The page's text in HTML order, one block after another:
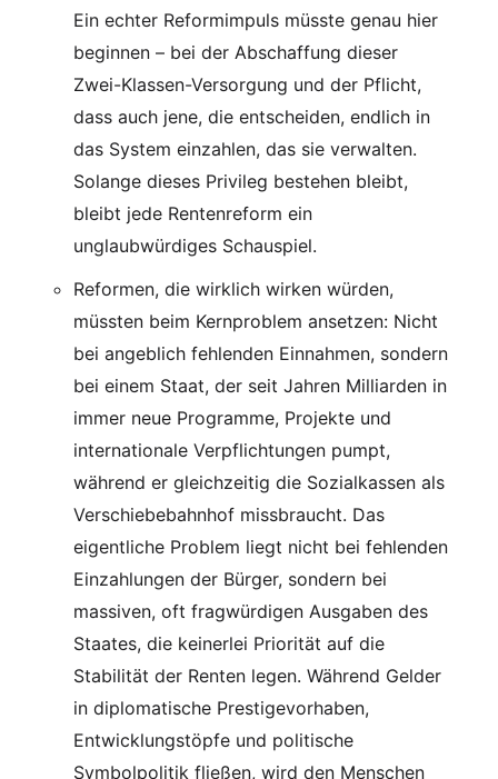
Ein echter Reformimpuls müsste genau hier
beginnen – bei der Abschaffung dieser
Zwei-Klassen-Versorgung und der Pflicht,
dass auch jene, die entscheiden, endlich in
das System einzahlen, das sie verwalten.
Solange dieses Privileg bestehen bleibt,
bleibt jede Rentenreform ein
unglaubwürdiges Schauspiel.
Reformen, die wirklich wirken würden,
müssten beim Kernproblem ansetzen: Nicht
bei angeblich fehlenden Einnahmen, sondern
bei einem Staat, der seit Jahren Milliarden in
immer neue Programme, Projekte und
internationale Verpflichtungen pumpt,
während er gleichzeitig die Sozialkassen als
Verschiebebahnhof missbraucht. Das
eigentliche Problem liegt nicht bei fehlenden
Einzahlungen der Bürger, sondern bei
massiven, oft fragwürdigen Ausgaben des
Staates, die keinerlei Priorität auf die
Stabilität der Renten legen. Während Gelder
in diplomatische Prestigevorhaben,
Entwicklungstöpfe und politische
Symbolpolitik fließen, wird den Menschen